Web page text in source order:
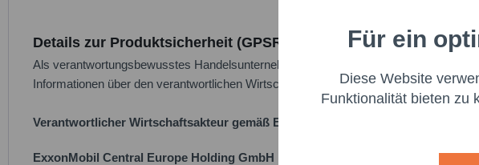
Details zur Produktsicherheit (GPSR)
Als verantwortungsbewusstes Handelsunternehmen legen wir großen Wert auf
Informationen über den verantwortlichen Wirtschaftsakteur bereitzustellen. Dieser
Verantwortlicher Wirtschaftsakteur gemäß EU-Verordnung:
ExxonMobil Central Europe Holding GmbH
Funktionale
Marketing
Für ein
Diese Website
Funktionalität bieten zu